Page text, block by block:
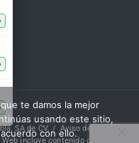
SA de CV. /Aviso de Privacidad
incluye contenido de IA
te damos la mejor
usando este sitio,
con ello.